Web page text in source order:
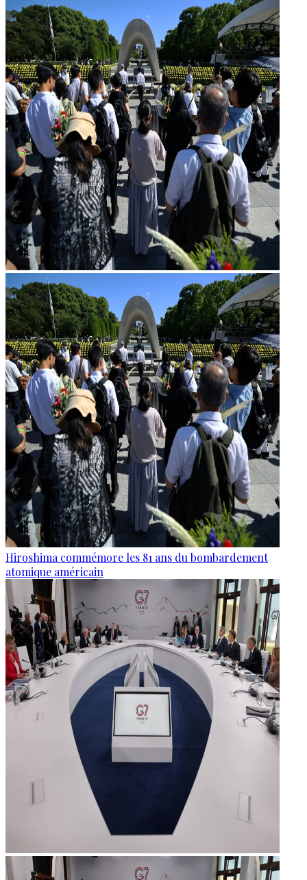
Hiroshima commémore les 81 ans du bombardement
atomique américain